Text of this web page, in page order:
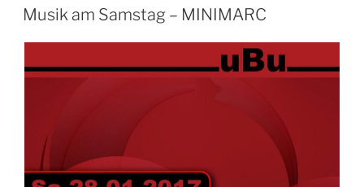
AM
Musik am Samstag – MINIMARC